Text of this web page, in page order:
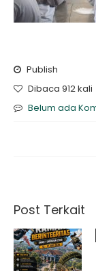
Publish
Dibaca 912 kali
Belum ada
Post Terkait